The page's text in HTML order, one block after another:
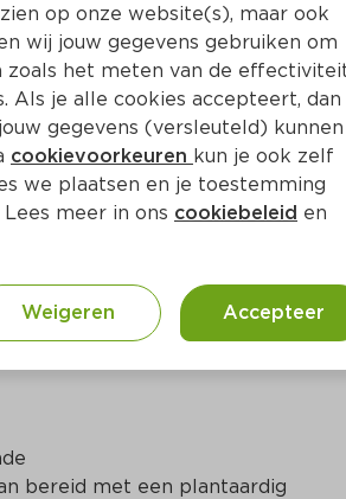
bereid met een plantaardig
op onze website(s), maar ook
wij jouw gegevens gebruiken om
zoals het meten van de
Als je alle cookies accepteert, dan
gegevens (versleuteld) kunnen
cookievoorkeuren kun je ook zelf
we plaatsen en je toestemming
meer in ons cookiebeleid en
Weigeren Accepteer